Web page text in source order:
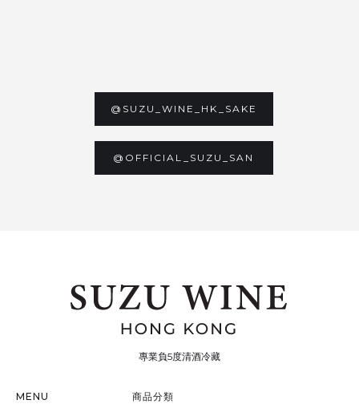
@SUZU_WINE_HK_SAKE
@OFFICIAL_SUZU_SAN
專業負5度清酒冷藏
MENU 商品分類